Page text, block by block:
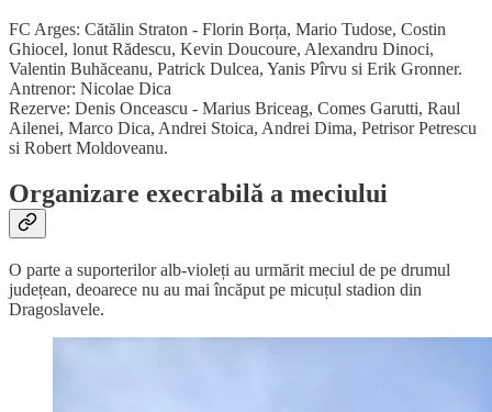
FC Arges: Cătălin Straton - Florin Borța, Mario Tudose, Costin
Ghiocel, lonut Rădescu, Kevin Doucoure, Alexandru Dinoci,
Valentin Buhăceanu, Patrick Dulcea, Yanis Pîrvu si Erik Gronner.
Antrenor: Nicolae Dica
Rezerve: Denis Onceascu - Marius Briceag, Comes Garutti, Raul
Ailenei, Marco Dica, Andrei Stoica, Andrei Dima, Petrisor Petrescu
si Robert Moldoveanu.
Organizare execrabilă a meciului
O parte a suporterilor alb-violeți au urmărit meciul de pe drumul
județean, deoarece nu au mai încăput pe micuțul stadion din
Dragoslavele.